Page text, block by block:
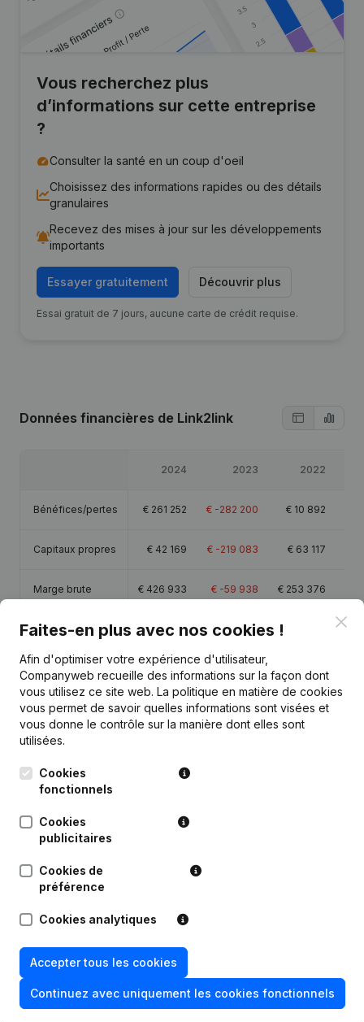
Vous recherchez plus
d’informations sur cette entreprise
?
Consulter la santé en un coup d'oeil
Choisissez des informations rapides ou des détails
granulaires
Recevez des mises à jour sur les développements
importants
Essayer gratuitement Découvrir plus
Essai gratuit de 7 jours, aucune carte de crédit requise.
Données financières de Link2link
2024 2023 2022
Bénéfices/pertes € 261 252 € -282 200 € 10 892
Capitaux propres € 42 169 € -219 083 € 63 117
Marge brute € 426 933 € -59 938 € 253 376
Personnel 1,5 3,2
Publicationsde Link2link
Date Publication
17-02-2021
Statuts (Traduction, Coordination,
Autres Modifications, …) -
- Demissions, Nominations
20-05-2019
Nominations
11-01-2017 Siège Social
02-12-2016 Denomination
Faites-en plus avec nos cookies !
Afin d'optimiser votre expérience d'utilisateur,
Companyweb recueille des informations sur la façon dont
vous utilisez ce site web. La politique en matière de cookies
vous permet de savoir quelles informations sont visées et
vous donne le contrôle sur la manière dont elles sont
utilisées.
Cookies
fonctionnels
Cookies
publicitaires
Cookies de
préférence
Cookies analytiques
Accepter tous les cookies
Continuez avec uniquement les cookies fonctionnels